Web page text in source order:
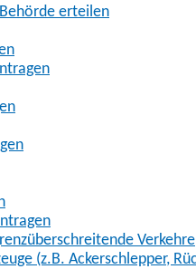
erteilen
(z.B. Ackerschlepper,